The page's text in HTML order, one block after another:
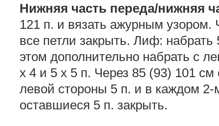
Нижняя часть переда/нижняя
121 п. и вязать ажурным узором.
все петли закрыть. Лиф:
этом дополнительно набрать с
х 4 и 5 х 5 п. Через 85 (93) 101 см
левой стороны 5 п. и в каждом 2-
оставшиеся 5 п. закрыть.